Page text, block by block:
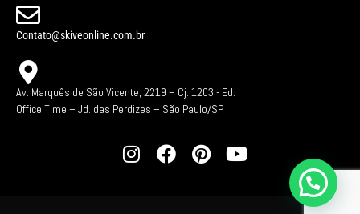
Contato@skiveonline.com.br
Av. Marquês de São Vicente, 2219 – Cj. 1203 - Ed.
Office Time – Jd. das Perdizes – São Paulo/SP